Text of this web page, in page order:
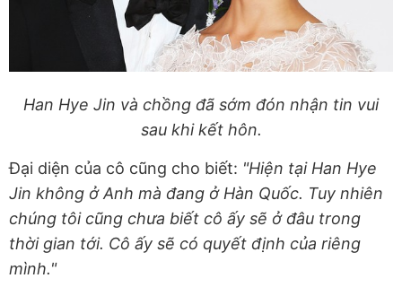
Han Hye Jin và chồng đã sớm đón nhận tin vui
sau khi kết hôn.
Đại diện của cô cũng cho biết: "Hiện tại Han Hye
Jin không ở Anh mà đang ở Hàn Quốc. Tuy nhiên
chúng tôi cũng chưa biết cô ấy sẽ ở đâu trong
thời gian tới. Cô ấy sẽ có quyết định của riêng
mình."